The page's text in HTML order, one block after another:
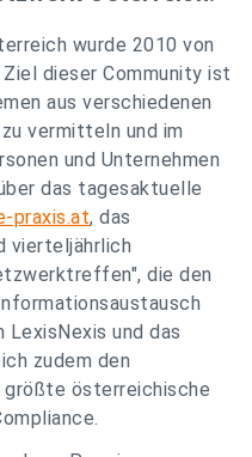
wurde 2010 von
dieser Community ist
aus verschiedenen
vermitteln und im
und Unternehmen
das tagesaktuelle
praxis.at, das
vierteljährlich
die den
und das
zudem den
größte österreichische